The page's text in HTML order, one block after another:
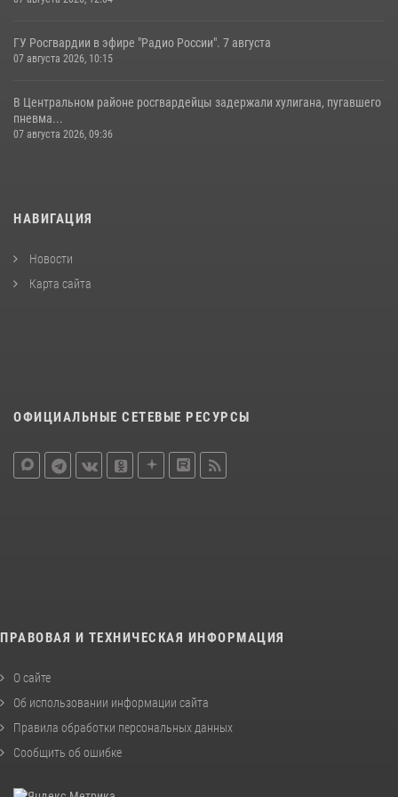
ГУ Росгвардии в эфире "Радио России". 7 августа
07 августа 2026, 10:15
В Центральном районе росгвардейцы задержали хулигана, пугавшего
пневма...
07 августа 2026, 09:36
НАВИГАЦИЯ
Новости
Карта сайта
ОФИЦИАЛЬНЫЕ СЕТЕВЫЕ РЕСУРСЫ
ПРАВОВАЯ И ТЕХНИЧЕСКАЯ ИНФОРМАЦИЯ
О сайте
Об использовании информации сайта
Правила обработки персональных данных
Сообщить об ошибке